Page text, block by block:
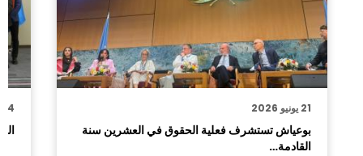
21 يونيو 2026
بوعياش تستشرف فعلية الحقوق في العشرين سنة
القادمة…
4 دجنبر 2025